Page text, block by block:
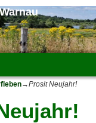
→Prosit Neujahr!